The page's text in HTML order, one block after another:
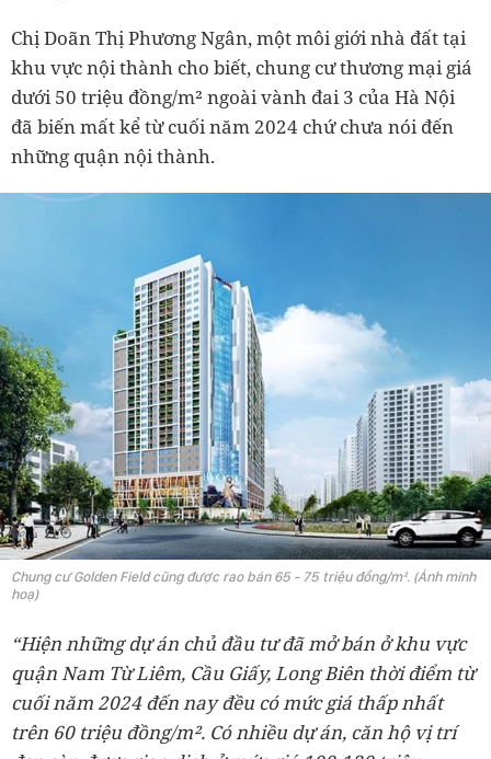
Chị Doãn Thị Phương Ngân, một môi giới nhà đất tại
khu vực nội thành cho biết, chung cư thương mại giá
dưới 50 triệu đồng/m² ngoài vành đai 3 của Hà Nội
đã biến mất kể từ cuối năm 2024 chứ chưa nói đến
những quận nội thành.
Chung cư Golden Field cũng được rao bán 65 - 75 triệu đồng/m². (Ảnh minh
hoạ)
“Hiện những dự án chủ đầu tư đã mở bán ở khu vực
quận Nam Từ Liêm, Cầu Giấy, Long Biên thời điểm từ
cuối năm 2024 đến nay đều có mức giá thấp nhất
trên 60 triệu đồng/m². Có nhiều dự án, căn hộ vị trí